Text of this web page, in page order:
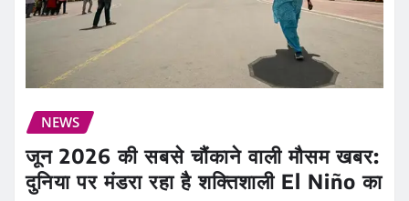
NEWS
जून 2026 की सबसे चौंकाने वाली मौसम खबर:
दुनिया पर मंडरा रहा है शक्तिशाली El Niño का